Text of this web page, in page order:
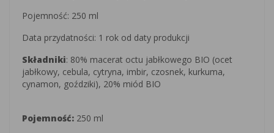
Pojemność: 250 ml
Data przydatności: 1 rok od daty produkcji
Składniki: 80% macerat octu jabłkowego BIO (ocet
jabłkowy, cebula, cytryna, imbir, czosnek, kurkuma,
cynamon, goździki), 20% miód BIO
Pojemność: 250 ml